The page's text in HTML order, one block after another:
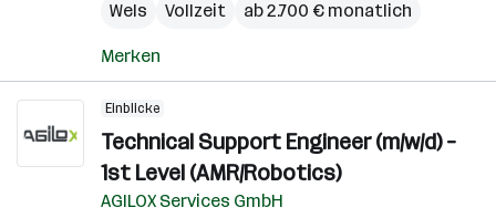
Wels
Vollzeit ab 2.700 € monatlich
Merken
Einblicke
Technical Support Engineer (m/w/d) –
1st Level (AMR/Robotics)
AGILOX Services GmbH